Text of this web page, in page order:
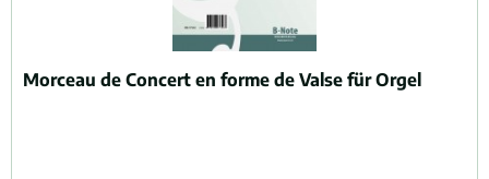
Morceau de Concert en forme de Valse für Orgel